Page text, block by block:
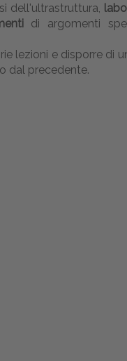
dell'ultrastruttura,
di argomenti
lezioni e disporre di
dal precedente.